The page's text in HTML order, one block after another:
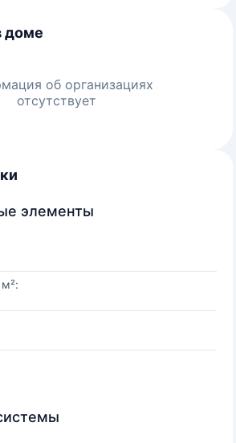
доме
об организациях
отсутствует
элементы